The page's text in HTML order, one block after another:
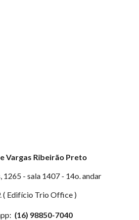
Vargas Ribeirão Preto
1265 - sala 1407 - 14o. andar
( Edifício Trio Office )
(16) 98850-7040